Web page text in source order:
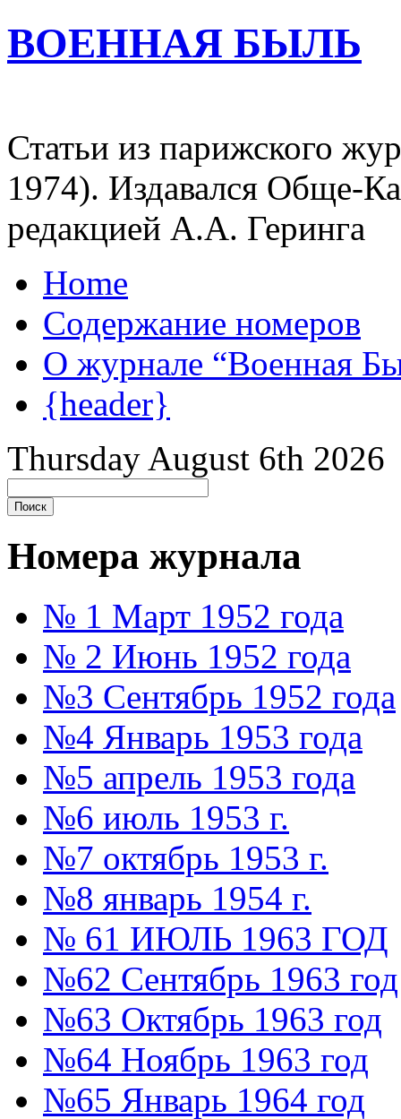
ВОЕННАЯ БЫЛЬ
Статьи из парижского
1974). Издавался Обще-
редакцией А.А. Геринга
Home
Содержание номеров
О журнале “Военная
{header}
Thursday August 6th 2026
Номера журнала
№ 1 Март 1952 года
№ 2 Июнь 1952 года
№3 Сентябрь 1952 года
№4 Январь 1953 года
№5 апрель 1953 года
№6 июль 1953 г.
№7 октябрь 1953 г.
№8 январь 1954 г.
№ 61 ИЮЛЬ 1963 ГОД
№62 Сентябрь 1963 год
№63 Октябрь 1963 год
№64 Ноябрь 1963 год
№65 Январь 1964 год